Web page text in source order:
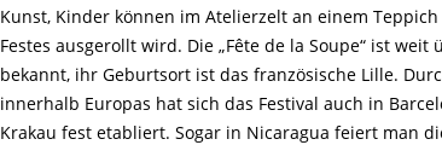
Kunst, Kinder können im Atelierzelt an einem
Festes ausgerollt wird. Die „Fête de la Soupe“ ist
bekannt, ihr Geburtsort ist das französische Lille.
innerhalb Europas hat sich das Festival auch in
Krakau fest etabliert. Sogar in Nicaragua feiert man